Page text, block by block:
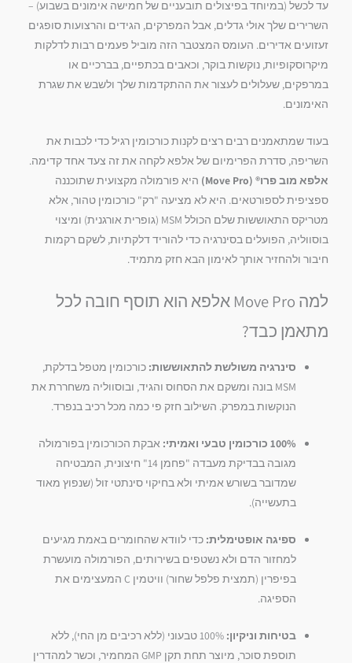
עד לכשל (במיוחד בפיצולים תובעניים של חמישה אימונים בשבוע) –
השרירים שלך אולי גדלים, אבל המפרקים, הגידים והרצועות סופגים
זעזועים אדירים. העומס המצטבר הזה מוביל פעמים רבות לדלקות
מיקרוסקופיות, נוקשות בוקר, וכאבים בכתפיים, בברכיים או
במרפקים, שעלולים לעצור את ההתקדמות שלך ולשבש את שגרת
האימונים.
בעוד שמתאמנים רבים רצים לקנות כורכומין רגיל כדי לכבות את
השריפה, סדרת הפרימיום של אלפא לקחה את זה צעד אחד קדימה.
אלפא מוב פרו® (Move Pro)
היא פורמולה מקצועית שתוכננה
ספציפית לספורטאים. היא לא מציעה "רק" כורכומין טהור, אלא
מטריקס התאוששות שלם הכולל MSM (גופרית אורגנית) ומיצוי
בוסווליה, הפועלים בסינרגיה כדי להוריד דלקתיות, לשקם רקמות
חיבור ולהחזיר אותך לאימון הבא חזק מתמיד.
למה Move Pro אלפא הוא תוסף חובה לכל
מתאמן כבד?
סינרגיה משולשת להתאוששות: כורכומין מטפל בדלקת,
MSM בונה ומשקם את הסחוס והגיד,
ובוסווליה משחררת את
הנוקשות במפרק. השילוב חזק פי כמה מכל רכיב בנפרד.
100% כורכומין טבעי ואמיתי:
אבקת הכורכומין בפורמולה
מגובה בבדיקת מעבדה "פחמן 14" חיצונית,
המבטיחה
שמדובר בשורש אמיתי ולא בחיקוי סינתטי זול (שנפוץ מאוד
בתעשייה).
ספיגה אופטימלית: כדי לוודא שהחומרים באמת מגיעים
למחזור הדם ולא נשטפים בשירותים, הפורמולה מועשרת
בפיפרין (תמצית פלפל שחור) וויטמין C המעצימים את
הספיגה.
בטיחות וניקיון: 100% טבעוני (ללא רכיבים מן החי),
ללא
תוספת סוכר, מיוצר תחת תקן GMP המחמיר,
וכשר למהדרין